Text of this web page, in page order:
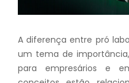
A diferença entre pró
um tema de
para empresários e